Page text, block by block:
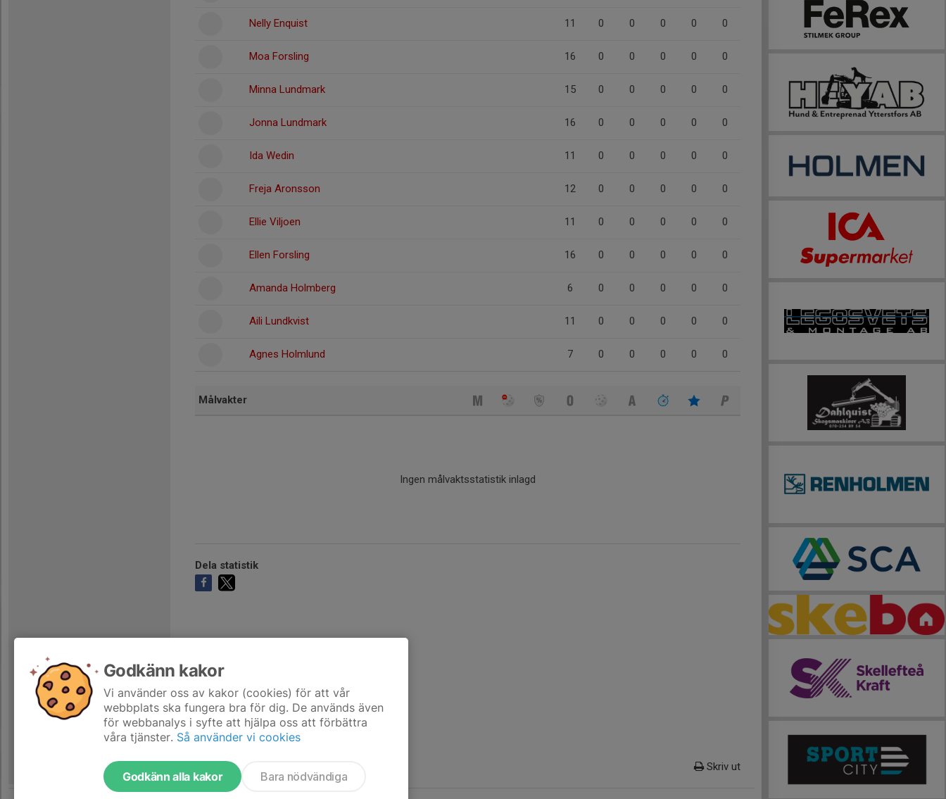
Nelly Enquist 11 0 0 0 0 0
Moa Forsling 16 0 0 0 0 0
Minna Lundmark 15 0 0 0 0 0
Jonna Lundmark 16 0 0 0 0 0
Ida Wedin 11 0 0 0 0 0
Freja Aronsson 12 0 0 0 0 0
Ellie Viljoen 11 0 0 0 0 0
Ellen Forsling 16 0 0 0 0 0
Amanda Holmberg 6 0 0 0 0 0
Aili Lundkvist 11 0 0 0 0 0
Agnes Holmlund 7 0 0 0 0 0
Målvakter
Ingen målvaktsstatistik inlagd
Dela statistik
Skriv ut
Godkänn kakor
Vi använder oss av kakor (cookies) för att vår
webbplats ska fungera bra för dig. De används även
för webbanalys i syfte att hjälpa oss att förbättra
våra tjänster. Så använder vi cookies
Godkänn alla kakor Bara nödvändiga